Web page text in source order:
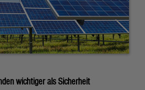
wichtiger als Sicherheit